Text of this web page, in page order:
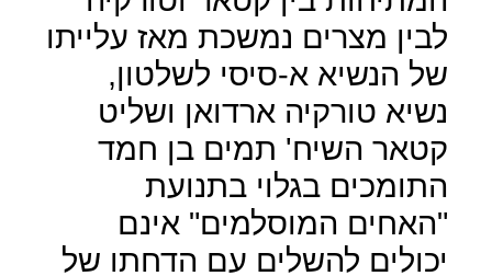
לבין מצרים נמשכת מאז עלייתו
של הנשיא א-סיסי לשלטון,
נשיא טורקיה ארדואן ושליט
קטאר השיח' תמים בן חמד
התומכים בגלוי בתנועת
"האחים המוסלמים" אינם
יכולים להשלים עם הדחתו של